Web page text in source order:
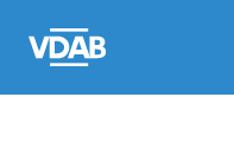
naar
een
een
job
naar